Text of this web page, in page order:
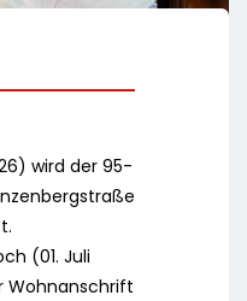
wird der 95-
(01. Juli
Wohnanschrift